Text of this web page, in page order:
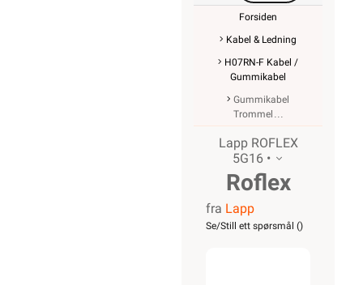
Forsiden
Kabel & Ledning
H07RN-F Kabel /
Gummikabel
Gummikabel
Trommel
Lapp ROFLEX
5G16 •
Roflex
5G16
fra Lapp
Se/Still ett spørsmål ()